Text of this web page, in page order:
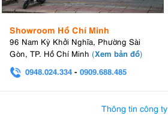
Showroom Hồ Chí Minh
96 Nam Kỳ Khởi Nghĩa, Phường Sài
Gòn, TP. Hồ Chí Minh (Xem bản đồ)
0948.024.334 - 0909.688.485
Thông tin công ty